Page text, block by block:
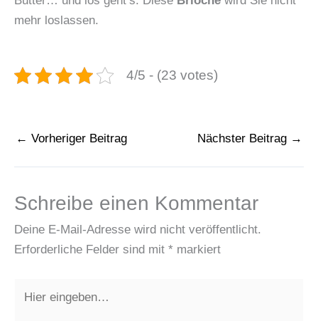
mehr loslassen.
4/5 - (23 votes)
← Vorheriger Beitrag Nächster Beitrag →
Schreibe einen Kommentar
Deine E-Mail-Adresse wird nicht veröffentlicht.
Erforderliche Felder sind mit * markiert
eingeben…